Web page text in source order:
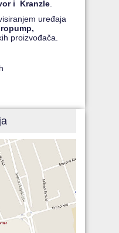
i Kranzle.
uređaja
proizvođača.